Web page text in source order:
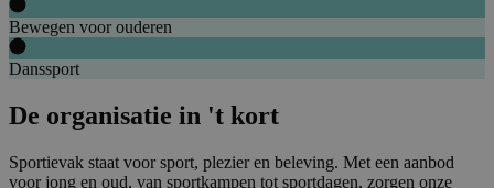
Bewegen voor ouderen
Danssport
De organisatie in 't kort
Sportievak staat voor sport, plezier en beleving. Met een aanbod
voor jong en oud, van sportkampen tot sportdagen, zorgen onze